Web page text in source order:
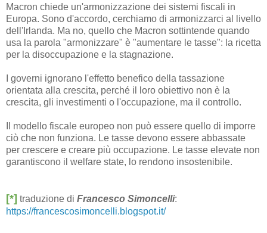
Macron chiede un'armonizzazione dei sistemi fiscali in
Europa. Sono d'accordo, cerchiamo di armonizzarci al livello
dell'Irlanda. Ma no, quello che Macron sottintende quando
usa la parola "armonizzare" è "aumentare le tasse": la ricetta
per la disoccupazione e la stagnazione.
I governi ignorano l'effetto benefico della tassazione
orientata alla crescita, perché il loro obiettivo non è la
crescita, gli investimenti o l'occupazione, ma il controllo.
Il modello fiscale europeo non può essere quello di imporre
ciò che non funziona. Le tasse devono essere abbassate
per crescere e creare più occupazione. Le tasse elevate non
garantiscono il welfare state, lo rendono insostenibile.
[*] traduzione di Francesco Simoncelli:
https://francescosimoncelli.blogspot.it/